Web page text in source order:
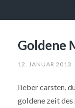
Goldene
12. JANUAR 2013
lieber carsten,
goldene zeit